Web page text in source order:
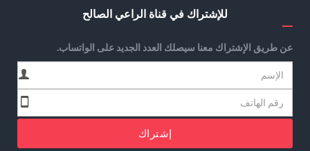
للإشتراك في قناة الراعي الصالح
عن طريق الإشتراك معنا سيصلك العدد الجديد على الواتساب.
إشتراك